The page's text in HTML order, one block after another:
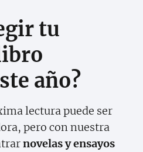
tu
año?
lectura puede ser
pero con nuestra
novelas y ensayos